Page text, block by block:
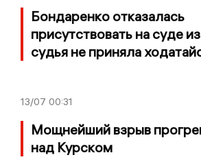
Бондаренко отказалась
присутствовать на суде
судья не приняла
13/07 00:31
Мощнейший взрыв
над Курском